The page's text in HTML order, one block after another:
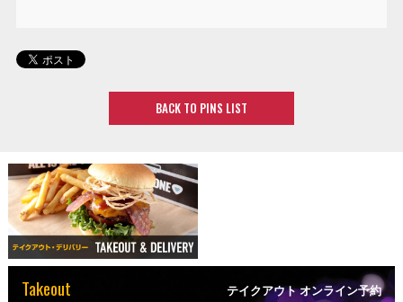
BACK TO PINS LIST
Takeout テイクアウト オンライン予約